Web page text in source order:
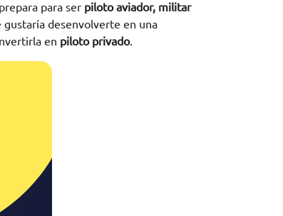
para ser piloto aviador, militar
desenvolverte en una
en piloto privado.